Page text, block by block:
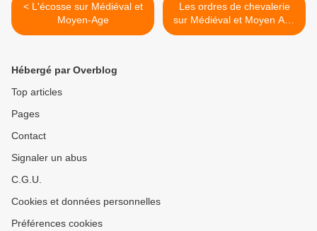
< L'écosse sur Médiéval et
Moyen-Age
Les ordres de chevalerie
sur Médiéval et Moyen Age
>
Hébergé par Overblog
Top articles
Pages
Contact
Signaler un abus
C.G.U.
Cookies et données personnelles
Préférences cookies